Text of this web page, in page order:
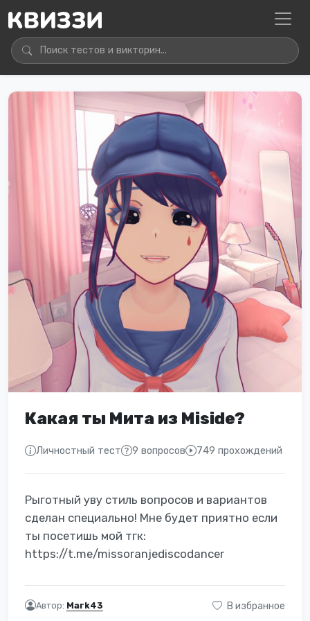
Какая ты Мита из Miside?
Личностный тест 9 вопросов 749 прохождений
Рыготный уву стиль вопросов и вариантов
сделан специально! Мне будет приятно если
ты посетишь мой тгк:
https://t.me/missoranjediscodancer
Автор: Mark43 В избранное